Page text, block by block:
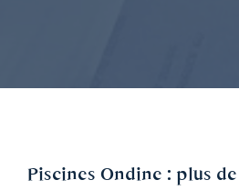
Piscines Ondine : plus